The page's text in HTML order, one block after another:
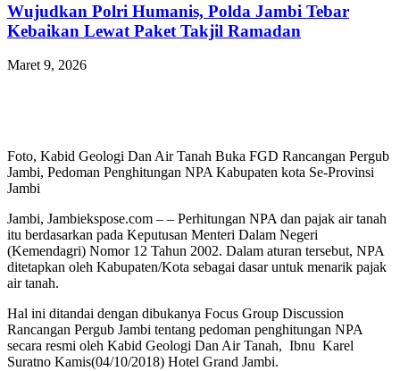
Wujudkan Polri Humanis, Polda Jambi Tebar
Kebaikan Lewat Paket Takjil Ramadan
Maret 9, 2026
Foto, Kabid Geologi Dan Air Tanah Buka FGD Rancangan Pergub
Jambi, Pedoman Penghitungan NPA Kabupaten kota Se-Provinsi
Jambi
Jambi, Jambiekspose.com – – Perhitungan NPA dan pajak air tanah
itu berdasarkan pada Keputusan Menteri Dalam Negeri
(Kemendagri) Nomor 12 Tahun 2002. Dalam aturan tersebut, NPA
ditetapkan oleh Kabupaten/Kota sebagai dasar untuk menarik pajak
air tanah.
Hal ini ditandai dengan dibukanya Focus Group Discussion
Rancangan Pergub Jambi tentang pedoman penghitungan NPA
secara resmi oleh Kabid Geologi Dan Air Tanah, Ibnu Karel
Suratno Kamis(04/10/2018) Hotel Grand Jambi.